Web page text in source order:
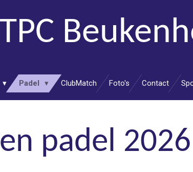
Padel ClubMatch Foto's Contact
padel